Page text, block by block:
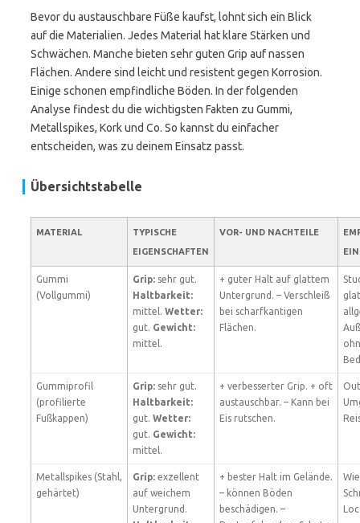
Bevor du austauschbare Füße kaufst, lohnt sich ein Blick
auf die Materialien. Jedes Material hat klare Stärken und
Schwächen. Manche bieten sehr guten Grip auf nassen
Flächen. Andere sind leicht und resistent gegen Korrosion.
Einige schonen empfindliche Böden. In der folgenden
Analyse findest du die wichtigsten Fakten zu Gummi,
Metallspikes, Kork und Co. So kannst du einfacher
entscheiden, was zu deinem Einsatz passt.
Übersichtstabelle
MATERIAL
TYPISCHE
EIGENSCHAFTEN
VOR- UND NACHTEILE
Gummi
(Vollgummi)
Grip: sehr gut.
Haltbarkeit:
mittel. Wetter:
gut. Gewicht:
mittel.
+ guter Halt auf glattem
Untergrund. – Verschleiß
bei scharfkantigen
Flächen.
Gummiprofil
(profilierte
Fußkappen)
Grip: sehr gut.
Haltbarkeit:
gut. Wetter:
gut. Gewicht:
mittel.
+ verbesserter Grip. + oft
austauschbar. – Kann bei
Eis rutschen.
Metallspikes (Stahl,
gehärtet)
Grip: exzellent
auf weichem
Untergrund.
+ bester Halt im Gelände.
– können Böden
beschädigen. –